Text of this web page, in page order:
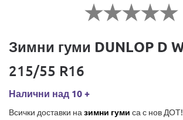
Зимни гуми DUNLOP D
215/55 R16
Налични над 10 +
Всички доставки на зимни гуми са с нов ДОТ!